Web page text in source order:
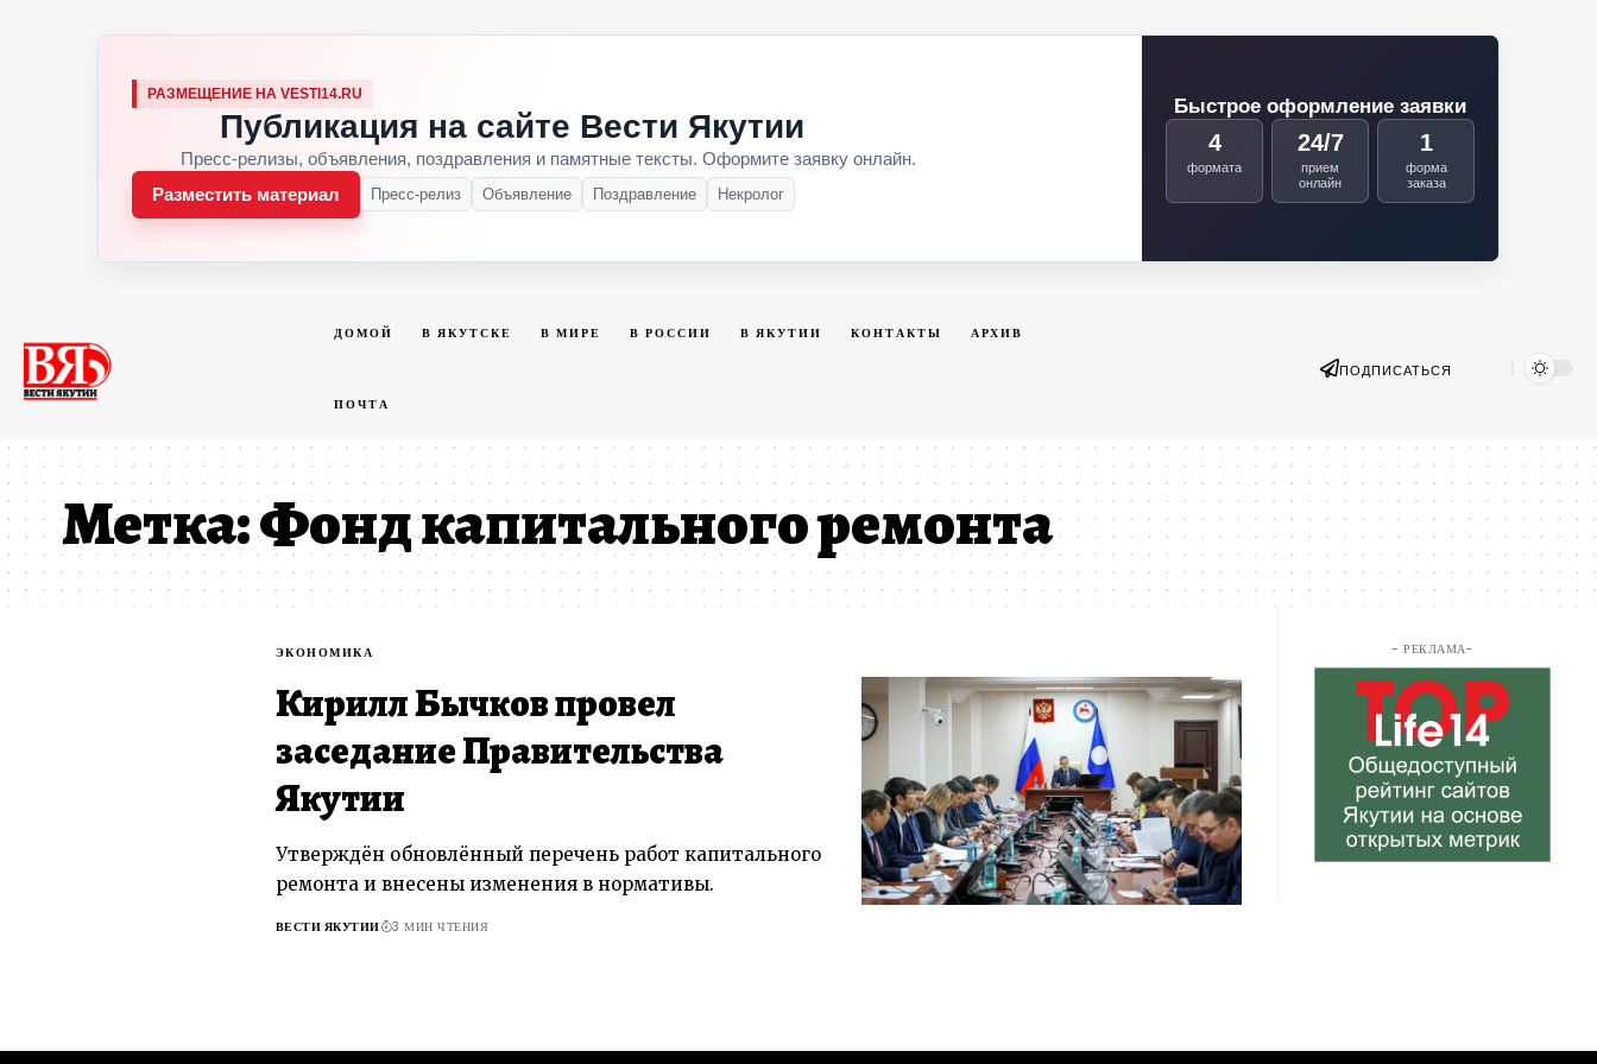
РАЗМЕЩЕНИЕ НА VESTI14.RU
Публикация на сайте Вести Якутии
Пресс-релизы, объявления, поздравления и памятные тексты. Оформите заявку онлайн.
Разместить материал
Пресс-релиз Объявление Поздравление Некролог
Быстрое оформление заявки
4
формата
24/7
прием
онлайн
1
форма
заказа
ДОМОЙ В ЯКУТСКЕ В МИРЕ В РОССИИ В ЯКУТИИ КОНТАКТЫ АРХИВ
ПОЧТА
ПОДПИСАТЬСЯ
Метка:Фонд капитального ремонта
ЭКОНОМИКА
Кирилл Бычков провел
заседание Правительства
Якутии
Утверждён обновлённый перечень работ капитального
ремонта и внесены изменения в нормативы.
ВЕСТИ ЯКУТИИ 3 МИН ЧТЕНИЯ
- РЕКЛАМА-